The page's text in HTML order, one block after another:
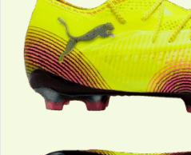
auf.
Die
Optionen
können